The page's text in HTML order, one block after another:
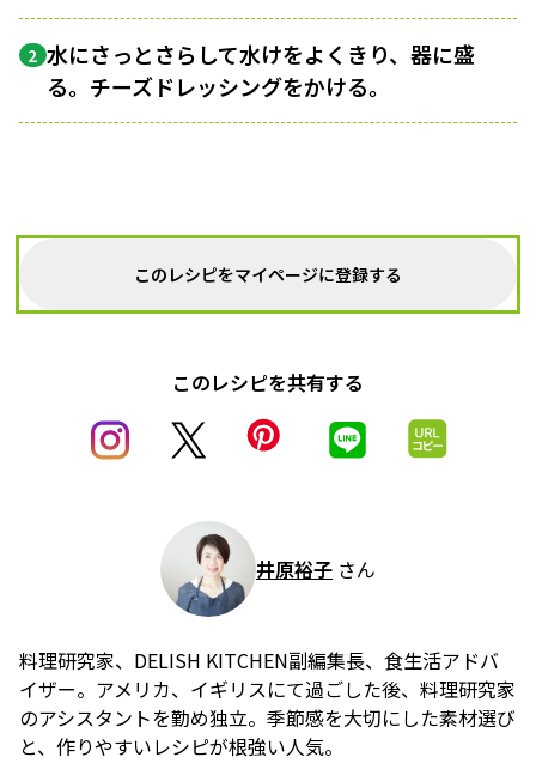
2 水にさっとさらして水けをよくきり、器に盛
る。チーズドレッシングをかける。
このレシピをマイページに登録する
このレシピを共有する
井原裕子 さん
料理研究家、DELISH KITCHEN副編集長、食生活アドバ
イザー。アメリカ、イギリスにて過ごした後、料理研究家
のアシスタントを勤め独立。季節感を大切にした素材選び
と、作りやすいレシピが根強い人気。